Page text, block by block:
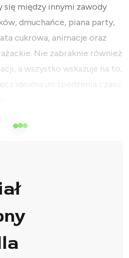
się między innymi zawody
dmuchańce, piana party,
cukrowa, animacje oraz
Nie zabraknie również
a wszystko wskazuje na to,